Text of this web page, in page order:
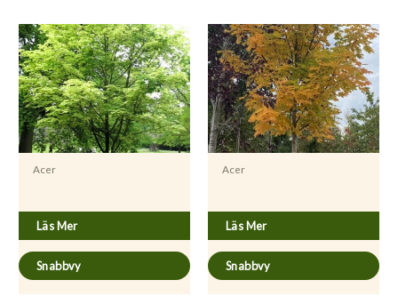
Acer
Läs Mer
Snabbvy
Acer
Läs Mer
Snabbvy